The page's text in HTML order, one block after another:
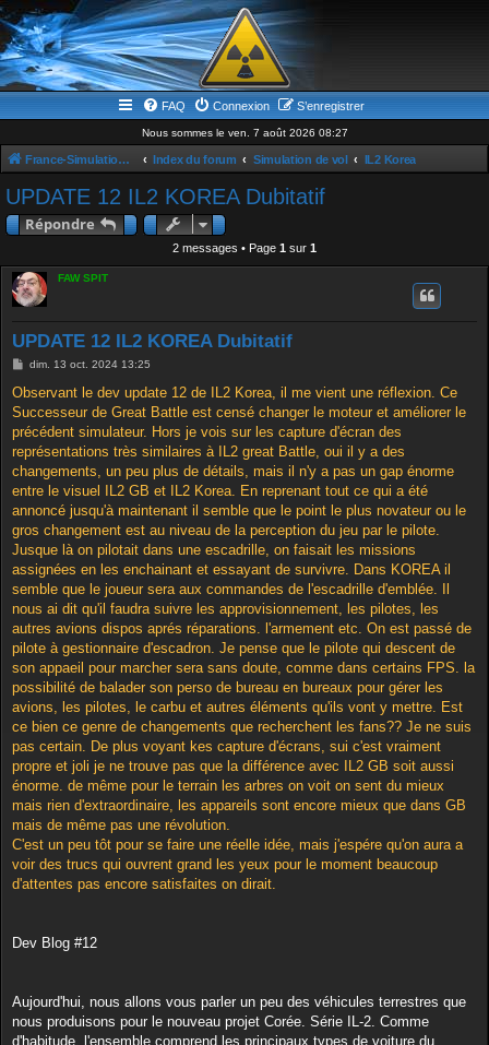
FAQ Connexion S’enregistrer
Nous sommes le ven. 7 août 2026 08:27
France-Simulation / Simulation-france-magazine.com Index du forum Simulation de vol IL2 Korea
UPDATE 12 IL2 KOREA Dubitatif
Répondre
2 messages • Page 1 sur 1
FAW SPIT
UPDATE 12 IL2 KOREA Dubitatif
M
s
a
g
dim. 13 oct. 2024 13:25
Observant le dev update 12 de IL2 Korea, il me vient une réflexion. Ce
Successeur de Great Battle est censé changer le moteur et améliorer le
précédent simulateur. Hors je vois sur les capture d'écran des
représentations très similaires à IL2 great Battle, oui il y a des
changements, un peu plus de détails, mais il n'y a pas un gap énorme
entre le visuel IL2 GB et IL2 Korea. En reprenant tout ce qui a été
annoncé jusqu'à maintenant il semble que le point le plus novateur ou le
gros changement est au niveau de la perception du jeu par le pilote.
Jusque là on pilotait dans une escadrille, on faisait les missions
assignées en les enchainant et essayant de survivre. Dans KOREA il
semble que le joueur sera aux commandes de l'escadrille d'emblée. Il
nous ai dit qu'il faudra suivre les approvisionnement, les pilotes, les
autres avions dispos aprés réparations. l'armement etc. On est passé de
pilote à gestionnaire d'escadron. Je pense que le pilote qui descent de
son appaeil pour marcher sera sans doute, comme dans certains FPS. la
possibilité de balader son perso de bureau en bureaux pour gérer les
avions, les pilotes, le carbu et autres éléments qu'ils vont y mettre. Est
ce bien ce genre de changements que recherchent les fans?? Je ne suis
pas certain. De plus voyant kes capture d'écrans, sui c'est vraiment
propre et joli je ne trouve pas que la différence avec IL2 GB soit aussi
énorme. de même pour le terrain les arbres on voit on sent du mieux
mais rien d'extraordinaire, les appareils sont encore mieux que dans GB
mais de même pas une révolution.
C'est un peu tôt pour se faire une réelle idée, mais j'espére qu'on aura a
voir des trucs qui ouvrent grand les yeux pour le moment beaucoup
d'attentes pas encore satisfaites on dirait.
Dev Blog #12
Aujourd'hui, nous allons vous parler un peu des véhicules terrestres que
nous produisons pour le nouveau projet Corée. Série IL-2. Comme
d'habitude, l'ensemble comprend les principaux types de voiture du